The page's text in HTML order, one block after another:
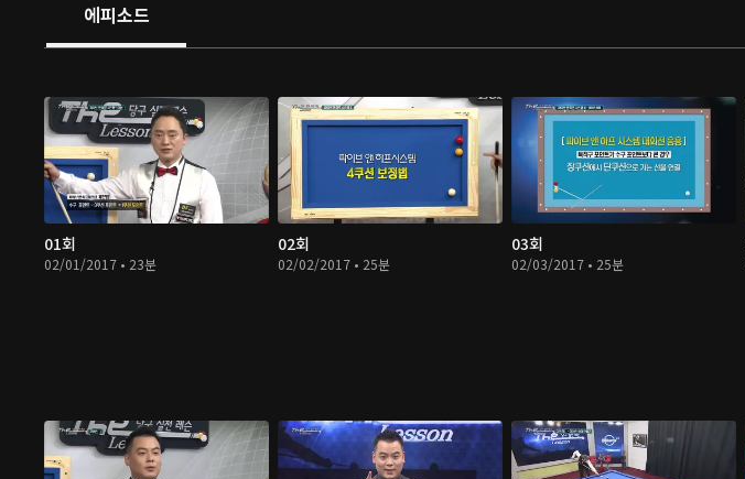
에피소드
01회
02/01/2017 • 23분
02회
02/02/2017 • 25분
03회
02/03/2017 • 25분